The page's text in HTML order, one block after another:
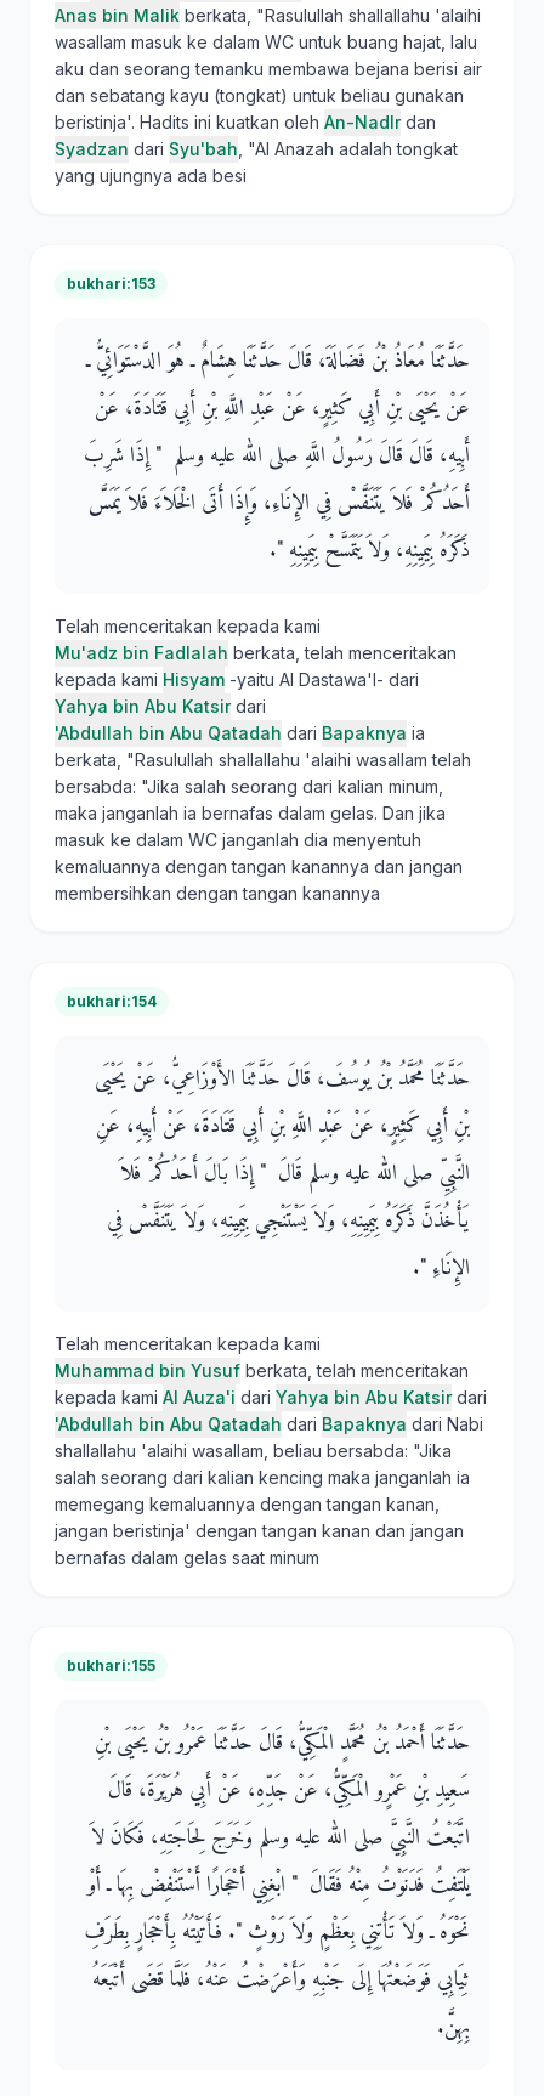
Anas bin Malik berkata, "Rasulullah shallallahu 'alaihi
wasallam masuk ke dalam WC untuk buang hajat, lalu
aku dan seorang temanku membawa bejana berisi air
dan sebatang kayu (tongkat) untuk beliau gunakan
beristinja'. Hadits ini kuatkan oleh An-Nadlrdan
Syadzan dari Syu'bah , "Al Anazah adalah tongkat
yang ujungnya ada besi
bukhari:153
حَدَّثَنَا مُعَاذُ بْنُ فَضَالَةَ، قَالَ حَدَّثَنَا هِشَامٌ ـ هُوَ الدَّسْتَوَائِيُّ ـ
عَنْ يَحْيَى بْنِ أَبِي كَثِيرٍ، عَنْ عَبْدِ اللَّهِ بْنِ أَبِي قَتَادَةَ، عَنْ
أَبِيهِ، قَالَ قَالَ رَسُولُ اللَّهِ صلى الله عليه وسلم ‏ "‏ إِذَا شَرِبَ
أَحَدُكُمْ فَلاَ يَتَنَفَّسْ فِي الإِنَاءِ، وَإِذَا أَتَى الْخَلاَءَ فَلاَ يَمَسَّ
ذَكَرَهُ بِيَمِينِهِ، وَلاَ يَتَمَسَّحْ بِيَمِينِهِ ‏"‏‏.‏
Telah menceritakan kepada kami
Mu'adz bin Fadlalah berkata, telah menceritakan
kepada kami Hisyam -yaitu Al Dastawa'I- dari
Yahya bin Abu Katsirdari
'Abdullah bin Abu Qatadah dari Bapaknya ia
berkata, "Rasulullah shallallahu 'alaihi wasallam telah
bersabda: "Jika salah seorang dari kalian minum,
maka janganlah ia bernafas dalam gelas. Dan jika
masuk ke dalam WC janganlah dia menyentuh
kemaluannya dengan tangan kanannya dan jangan
membersihkan dengan tangan kanannya
bukhari:154
حَدَّثَنَا مُحَمَّدُ بْنُ يُوسُفَ، قَالَ حَدَّثَنَا الأَوْزَاعِيُّ، عَنْ يَحْيَى
بْنِ أَبِي كَثِيرٍ، عَنْ عَبْدِ اللَّهِ بْنِ أَبِي قَتَادَةَ، عَنْ أَبِيهِ، عَنِ
النَّبِيِّ صلى الله عليه وسلم قَالَ ‏ "‏ إِذَا بَالَ أَحَدُكُمْ فَلاَ
يَأْخُذَنَّ ذَكَرَهُ بِيَمِينِهِ، وَلاَ يَسْتَنْجِي بِيَمِينِهِ، وَلاَ يَتَنَفَّسْ فِي
الإِنَاءِ ‏"‏‏.‏
Telah menceritakan kepada kami
Muhammad bin Yusuf berkata, telah menceritakan
kepada kami Al Auza'i dari Yahya bin Abu Katsirdari
'Abdullah bin Abu Qatadah dari Bapaknya dari Nabi
shallallahu 'alaihi wasallam, beliau bersabda: "Jika
salah seorang dari kalian kencing maka janganlah ia
memegang kemaluannya dengan tangan kanan,
jangan beristinja' dengan tangan kanan dan jangan
bernafas dalam gelas saat minum
bukhari:155
حَدَّثَنَا أَحْمَدُ بْنُ مُحَمَّدٍ الْمَكِّيُّ، قَالَ حَدَّثَنَا عَمْرُو بْنُ يَحْيَى بْنِ
سَعِيدِ بْنِ عَمْرٍو الْمَكِّيُّ، عَنْ جَدِّهِ، عَنْ أَبِي هُرَيْرَةَ، قَالَ
اتَّبَعْتُ النَّبِيَّ صلى الله عليه وسلم وَخَرَجَ لِحَاجَتِهِ، فَكَانَ لاَ
يَلْتَفِتُ فَدَنَوْتُ مِنْهُ فَقَالَ ‏ "‏ ابْغِنِي أَحْجَارًا أَسْتَنْفِضْ بِهَا ـ أَوْ
نَحْوَهُ ـ وَلاَ تَأْتِنِي بِعَظْمٍ وَلاَ رَوْثٍ ‏"‏‏.‏ فَأَتَيْتُهُ بِأَحْجَارٍ بِطَرَفِ
ثِيَابِي فَوَضَعْتُهَا إِلَى جَنْبِهِ وَأَعْرَضْتُ عَنْهُ، فَلَمَّا قَضَى أَتْبَعَهُ
بِهِنَّ‏.‏